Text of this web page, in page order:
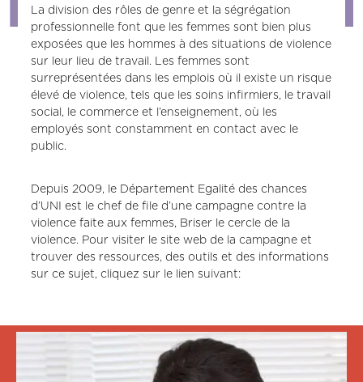
La division des rôles de genre et la ségrégation
professionnelle font que les femmes sont bien plus
exposées que les hommes à des situations de violence
sur leur lieu de travail. Les femmes sont
surreprésentées dans les emplois où il existe un risque
élevé de violence, tels que les soins infirmiers, le travail
social, le commerce et l’enseignement, où les
employés sont constamment en contact avec le
public.
Depuis 2009, le Département Egalité des chances
d’UNI est le chef de file d’une campagne contre la
violence faite aux femmes, Briser le cercle de la
violence. Pour visiter le site web de la campagne et
trouver des ressources, des outils et des informations
sur ce sujet, cliquez sur le lien suivant: